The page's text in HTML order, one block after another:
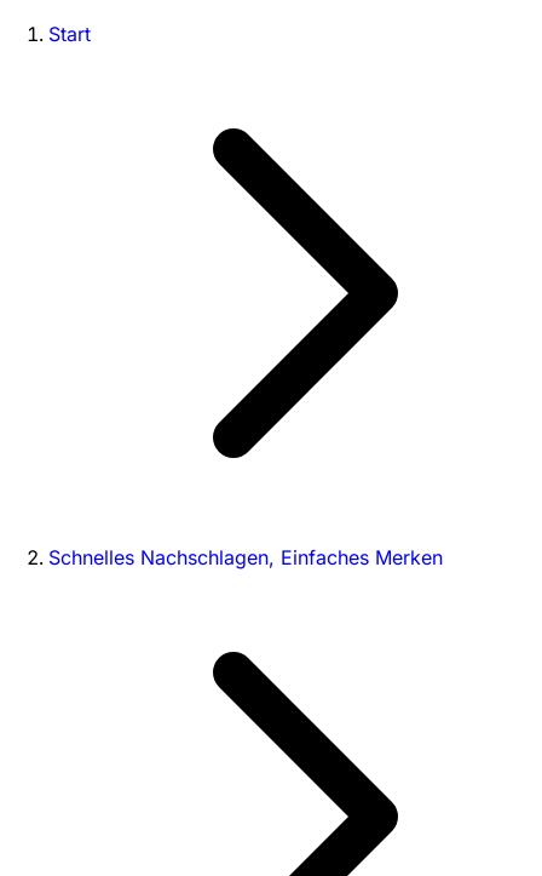
Start
Schnelles Nachschlagen, Einfaches Merken